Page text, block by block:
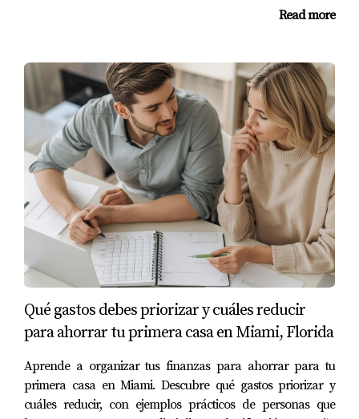
ayudarte!
Invierte en ti mismo y transforma tu futuro
financiero con la ayuda adecuada.
Preguntas Frecuentes
¿Cuáles son las mejores formas de generar
ingresos adicionales?
Las mejores formas incluyen alquileres temporales,
freelancing basado en habilidades personales e
inversiones inteligentes.
¿Cómo puedo empezar a alquilar mi
propiedad?
Airbnb o Vrbo y asegurarte de cumplir con las
regulaciones locales sobre alquileres.
Read more
Qué gastos debes priorizar y cuáles reducir
para ahorrar tu primera casa en Miami, Florida
Aprende a organizar tus finanzas para ahorrar para tu
primera casa en Miami. Descubre qué gastos priorizar y
cuáles reducir, con ejemplos prácticos de personas que